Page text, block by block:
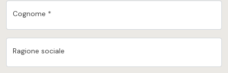
Cognome *
Ragione sociale